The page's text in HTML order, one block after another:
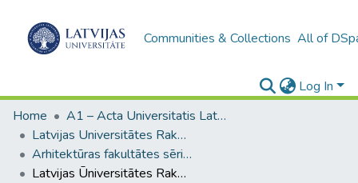
Communities & Collections All of
Log In
Home
A1 – Acta Universitatis Latviensis / Universitātes raksti / Scientific papers
Latvijas Universitātes Raksti (1923–1943)
Arhitektūras fakultātes sērija (1930–1940)
Latvijas Ūniversitātes Raksti. Architektūras fakultātes serija. 1.sēj., No.7